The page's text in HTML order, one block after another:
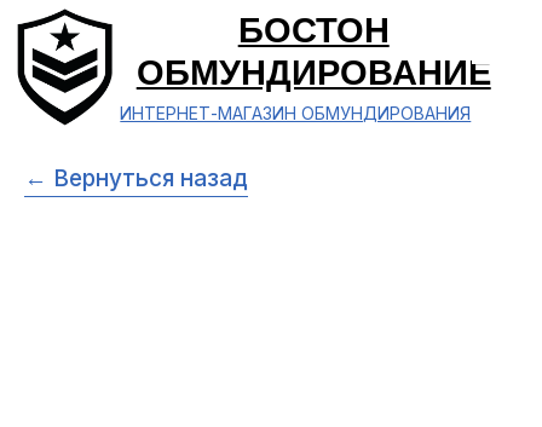
БОСТОН
ОБМУНДИРОВАНИЕ
ИНТЕРНЕТ-МАГАЗИН ОБМУНДИРОВАНИЯ
← Вернуться назад